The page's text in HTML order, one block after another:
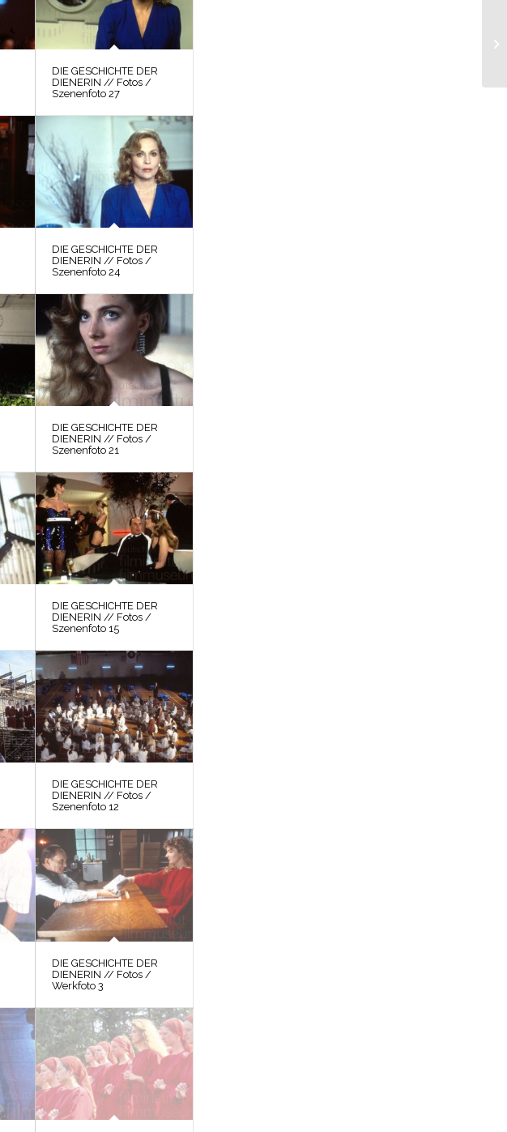
DIE GESCHICHTE DER
DIENERIN // Fotos /
Szenenfoto 27
DIE GESCHICHTE DER
DIENERIN // Fotos /
Szenenfoto 24
DIE GESCHICHTE DER
DIENERIN // Fotos /
Szenenfoto 21
DIE GESCHICHTE DER
DIENERIN // Fotos /
Szenenfoto 15
DIE GESCHICHTE DER
DIENERIN // Fotos /
Szenenfoto 12
DIE GESCHICHTE DER
DIENERIN // Fotos /
Werkfoto 3